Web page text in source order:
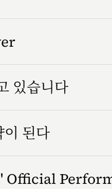
있습니다
이 된다
Official